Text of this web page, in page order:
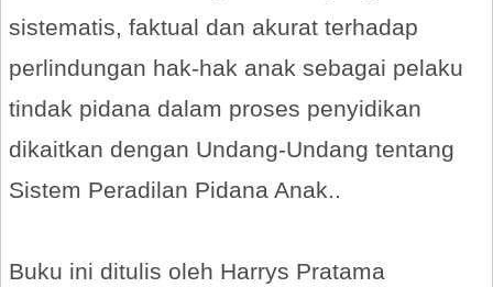
sistematis, faktual dan akurat terhadap
perlindungan hak-hak anak sebagai pelaku
tindak pidana dalam proses penyidikan
dikaitkan dengan Undang-Undang tentang
Sistem Peradilan Pidana Anak..
Buku ini ditulis oleh Harrys Pratama